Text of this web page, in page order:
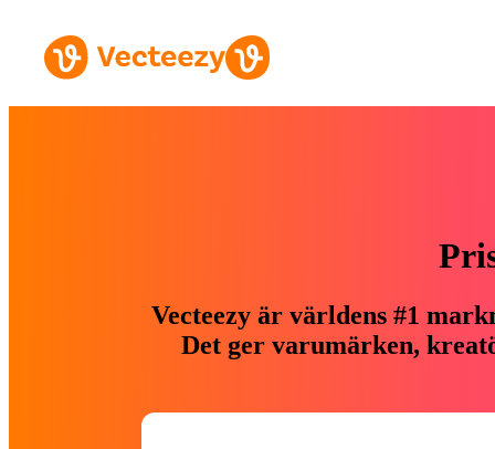
Vecteezy är världens #1
Det ger varumärken,